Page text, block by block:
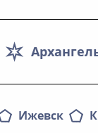
Ижевск